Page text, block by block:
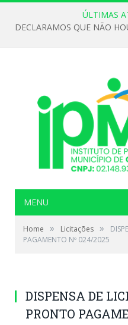
ÚLTIMAS
MENU
Home » Licitações »
PAGAMENTO Nº 024/2025
DISPENSA DE
PRONTO